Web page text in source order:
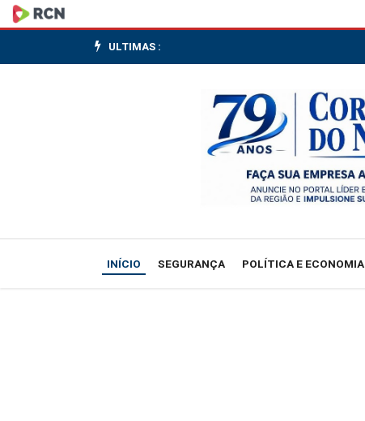
Explosão
em
liberados
ULTIMAS :
INÍCIO SEGURANÇA POLÍTICA E ECONOMIA